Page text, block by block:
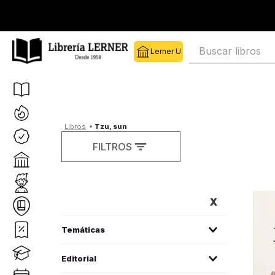
Buscar libros
tzu, sun
FILTROS
administración de empresas
Editorial